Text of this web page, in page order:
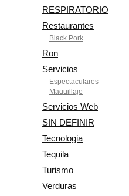
RESPIRATORIO
Restaurantes
Black Pork
Ron
Servicios
Espectaculares
Maquillaje
Servicios Web
SIN DEFINIR
Tecnologia
Tequila
Turismo
Verduras